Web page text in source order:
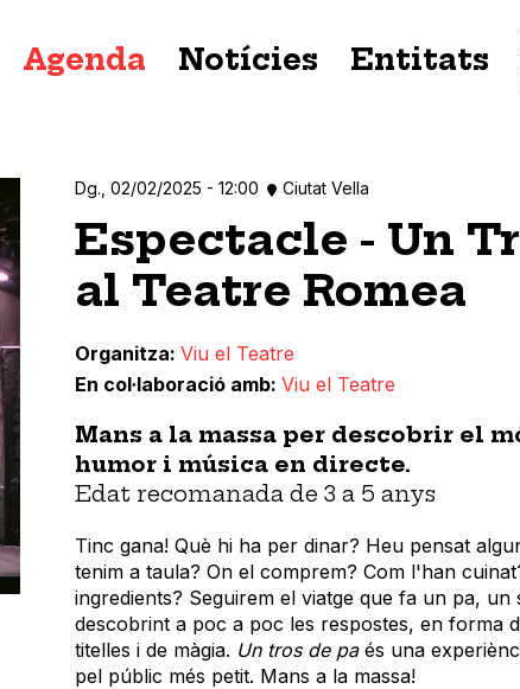
principal
Agenda Notícies Entitats
Dg., 02/02/2025 - 12:00 Ciutat Vella
Espectacle - Un
al Teatre Romea
Organitza Viu el Teatre
En col·laboració amb Viu el Teatre
Mans a la massa per descobrir el
humor i música en directe.
Edat recomanada de 3 a 5 anys
Tinc gana! Què hi ha per dinar? Heu pensat
tenim a taula? On el comprem? Com l'han
ingredients? Seguirem el viatge que fa un pa, un
descobrint a poc a poc les respostes, en forma
titelles i de màgia. Un tros de paés una
pel públic més petit. Mans a la massa!